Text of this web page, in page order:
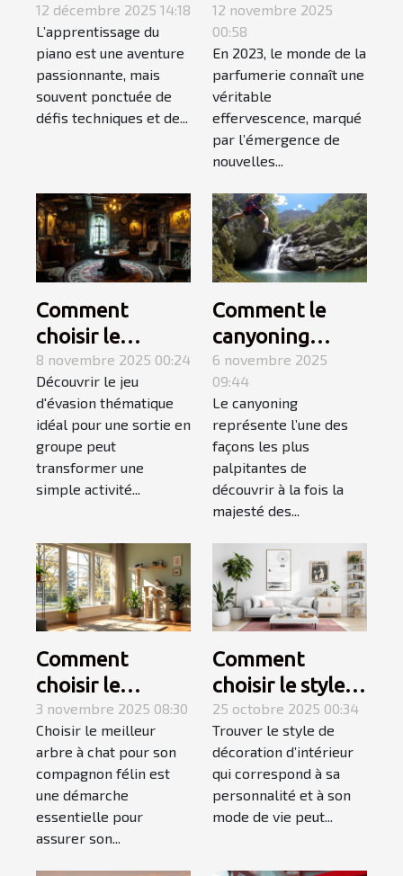
niveau variable
favorisent
l'apprentissage
du piano ?
12 décembre 2025 14:18
L’apprentissage du
piano est une aventure
passionnante, mais
souvent ponctuée de
défis techniques et de...
tendances des
parfums en
2023
12 novembre 2025
00:58
En 2023, le monde de la
parfumerie connaît une
véritable
effervescence, marqué
par l’émergence de
nouvelles...
Comment
choisir le
meilleur jeu
d'évasion
thématique
pour une sortie
en groupe ?
8 novembre 2025 00:24
Découvrir le jeu
d'évasion thématique
idéal pour une sortie en
groupe peut
transformer une
simple activité...
Comment le
canyoning
fusionne
montagne et
mer pour une
aventure
inoubliable ?
6 novembre 2025
09:44
Le canyoning
représente l’une des
façons les plus
palpitantes de
découvrir à la fois la
majesté des...
Comment
choisir le
meilleur arbre à
chat pour votre
compagnon ?
3 novembre 2025 08:30
Choisir le meilleur
arbre à chat pour son
compagnon félin est
une démarche
essentielle pour
assurer son...
Comment
choisir le style
de décoration
d'intérieur qui
vous correspond
?
25 octobre 2025 00:34
Trouver le style de
décoration d’intérieur
qui correspond à sa
personnalité et à son
mode de vie peut...